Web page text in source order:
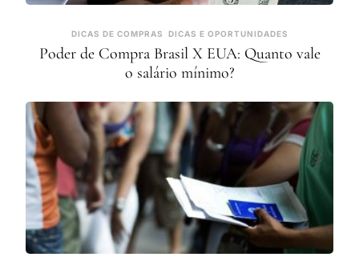
DICAS DE COMPRAS DICAS E OPORTUNIDADES
Poder de Compra Brasil X EUA: Quanto vale
o salário mínimo?